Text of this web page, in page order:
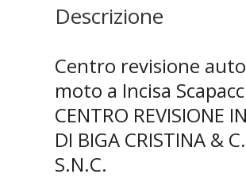
C.
Descrizione
Centro revisione
moto a Incisa
CENTRO REVISIONE
DI BIGA CRISTINA & C.
S.N.C.